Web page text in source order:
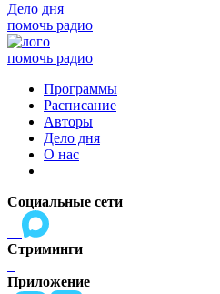
Дело дня
помочь радио
помочь радио
Программы
Расписание
Авторы
Дело дня
О нас
Социальные сети
Стриминги
Приложение